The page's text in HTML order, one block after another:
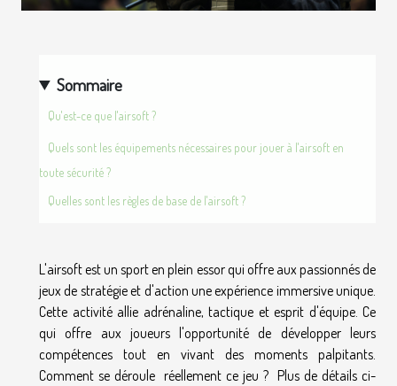
Sommaire
Qu'est-ce que l'airsoft ?
Quels sont les équipements nécessaires pour jouer à l'airsoft en
toute sécurité ?
Quelles sont les règles de base de l'airsoft ?
L'airsoft est un sport en plein essor qui offre aux passionnés de
jeux de stratégie et d'action une expérience immersive unique.
Cette activité allie adrénaline, tactique et esprit d'équipe. Ce
qui offre aux joueurs l'opportunité de développer leurs
compétences tout en vivant des moments palpitants.
Comment se déroule réellement ce jeu ? Plus de détails ci-